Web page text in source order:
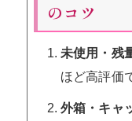
のコツ
未使用・残
ほど高評価
外箱・キャ